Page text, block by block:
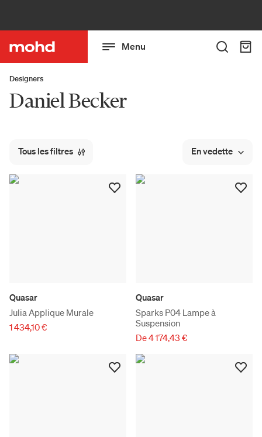
Menu
Designers
Daniel Becker
Tous les filtres En vedette
Quasar
Julia Applique Murale
1 434,10 €
Quasar
Sparks P04 Lampe à
Suspension
De 4 174,43 €